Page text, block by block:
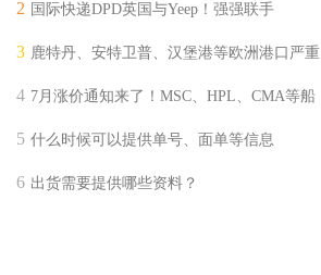
国际快递DPD英国与Yeep！强强联手
鹿特丹、安特卫普、汉堡港等欧洲港口严重
7月涨价通知来了！MSC、HPL、CMA等船
什么时候可以提供单号、面单等信息
出货需要提供哪些资料？